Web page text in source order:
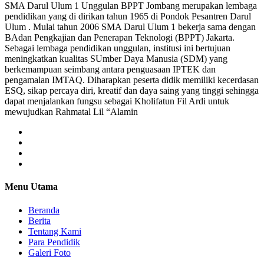
SMA Darul Ulum 1 Unggulan BPPT Jombang merupakan lembaga
pendidikan yang di dirikan tahun 1965 di Pondok Pesantren Darul
Ulum . Mulai tahun 2006 SMA Darul Ulum 1 bekerja sama dengan
BAdan Pengkajian dan Penerapan Teknologi (BPPT) Jakarta.
Sebagai lembaga pendidikan unggulan, institusi ini bertujuan
meningkatkan kualitas SUmber Daya Manusia (SDM) yang
berkemampuan seimbang antara penguasaan IPTEK dan
pengamalan IMTAQ. Diharapkan peserta didik memiliki kecerdasan
ESQ, sikap percaya diri, kreatif dan daya saing yang tinggi sehingga
dapat menjalankan fungsu sebagai Kholifatun Fil Ardi untuk
mewujudkan Rahmatal Lil “Alamin
Menu Utama
Beranda
Berita
Tentang Kami
Para Pendidik
Galeri Foto